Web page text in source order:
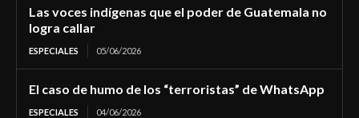
Las voces indígenas que el poder de Guatemala no
logra callar
ESPECIALES 05/06/2026
El caso de humo de los “terroristas” de WhatsApp
ESPECIALES 04/06/2026